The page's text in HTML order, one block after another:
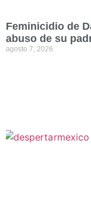
Feminicidio de
abuso de su
agosto 7, 2026